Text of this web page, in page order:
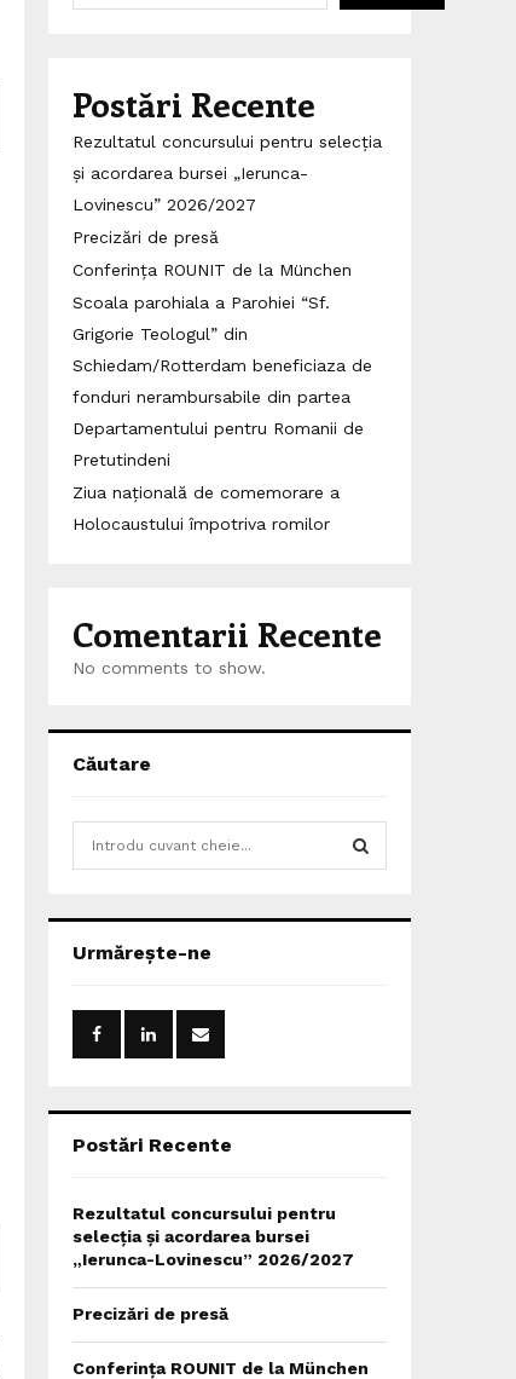
Postări Recente
Rezultatul concursului pentru selecția
și acordarea bursei „Ierunca-
Lovinescu” 2026/2027
Precizări de presă
Conferința ROUNIT de la München
Scoala parohiala a Parohiei “Sf.
Grigorie Teologul” din
Schiedam/Rotterdam beneficiaza de
fonduri nerambursabile din partea
Departamentului pentru Romanii de
Pretutindeni
Ziua națională de comemorare a
Holocaustului împotriva romilor
Comentarii Recente
No comments to show.
Căutare
h
o
:
Urmărește-ne
Postări Recente
Rezultatul concursului pentru
selecția și acordarea bursei
„Ierunca-Lovinescu” 2026/2027
Precizări de presă
Conferința ROUNIT de la München